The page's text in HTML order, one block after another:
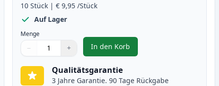
10 Stück | € 9,95 /Stück
Auf Lager
Menge
Verwenden Sie die Tasten, um anzupassen
− +
1
In den Korb
, 10 stück Canon PGI-580XXL &
Qualitätsgarantie
3 Jahre Garantie. 90 Tage Rückgabe